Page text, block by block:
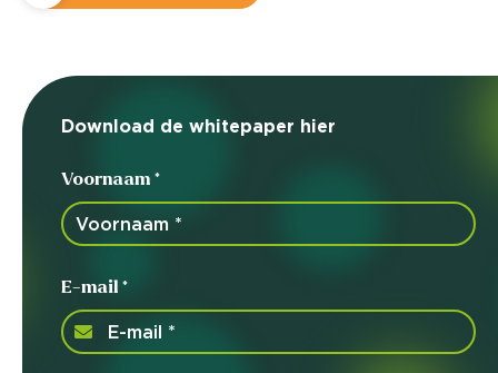
Download de whitepaper hier
Voornaam *
E-mail *